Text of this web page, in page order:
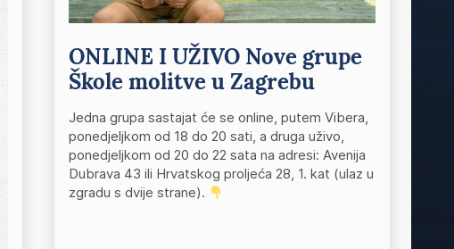
ONLINE I UŽIVO Nove grupe
Škole molitve u Zagrebu
Jedna grupa sastajat će se online, putem Vibera,
ponedjeljkom od 18 do 20 sati, a druga uživo,
ponedjeljkom od 20 do 22 sata na adresi: Avenija
Dubrava 43 ili Hrvatskog proljeća 28, 1. kat (ulaz u
zgradu s dvije strane).